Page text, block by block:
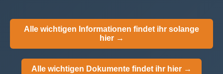
Alle wichtigen Informationen findet ihr solange
hier →
Alle wichtigen Dokumente findet ihr hier →